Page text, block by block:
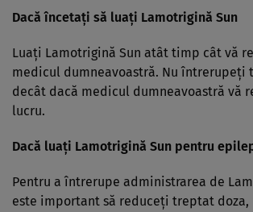
Dacă încetaţi să luaţi Lamotrigină Sun
Luaţi Lamotrigină Sun atât timp cât vă
medicul dumneavoastră. Nu întrerupeţi
decât dacă medicul dumneavoastră vă
lucru.
Dacă luaţi Lamotrigină Sun pentru
Pentru a întrerupe administrarea de
este important să reduceţi treptat doza,